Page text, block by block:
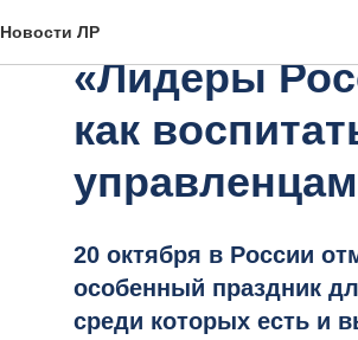
Новости ЛРВыпускники
«Лидеры
как
20 октября в России
особенный праздник
среди которых есть и